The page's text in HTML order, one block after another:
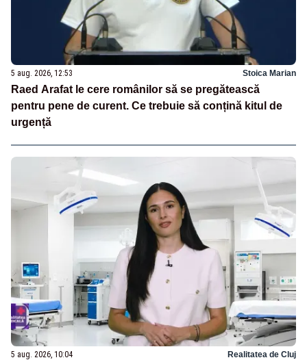
5 aug. 2026, 12:53 Stoica Marian
Raed Arafat le cere românilor să se pregătească
pentru pene de curent. Ce trebuie să conțină kitul de
urgență
5 aug. 2026, 10:04 Realitatea de Cluj